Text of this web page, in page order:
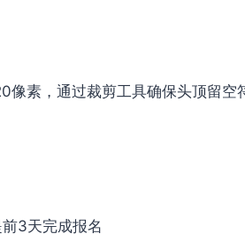
素，通过裁剪工具确保头顶留空
3天完成报名